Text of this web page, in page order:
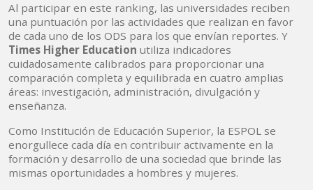
Al participar en este ranking, las universidades reciben
una puntuación por las actividades que realizan en favor
de cada uno de los ODS para los que envían reportes. Y
Times Higher Education utiliza indicadores
cuidadosamente calibrados para proporcionar una
comparación completa y equilibrada en cuatro amplias
áreas: investigación, administración, divulgación y
enseñanza.
Como Institución de Educación Superior, la ESPOL se
enorgullece cada día en contribuir activamente en la
formación y desarrollo de una sociedad que brinde las
mismas oportunidades a hombres y mujeres.